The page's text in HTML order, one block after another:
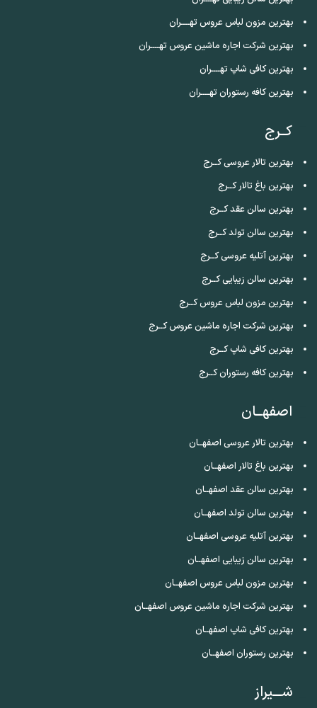
بهترین مزون لباس عروس تهــــران
بهترین شرکت اجاره ماشین عروس تهــــران
بهترین کافی شاپ تهــــران
بهترین کافه رستوران تهــــران
کــرج
بهترین تالار عروسی کــرج
بهترین باغ تالار کــرج
بهترین سالن عقد کــرج
بهترین سالن تولد کــرج
بهترین آتلیه عروسی کــرج
بهترین سالن زیبایی کــرج
بهترین مزون لباس عروس کــرج
بهترین شرکت اجاره ماشین عروس کــرج
بهترین کافی شاپ کــرج
بهترین کافه رستوران کــرج
اصفهــان
بهترین تالار عروسی اصفهــان
بهترین باغ تالار اصفهــان
بهترین سالن عقد اصفهــان
بهترین سالن تولد اصفهــان
بهترین آتلیه عروسی اصفهــان
بهترین سالن زیبایی اصفهــان
بهترین مزون لباس عروس اصفهــان
بهترین شرکت اجاره ماشین عروس اصفهــان
بهترین کافی شاپ اصفهــان
بهترین رستوران اصفهــان
شـــیراز